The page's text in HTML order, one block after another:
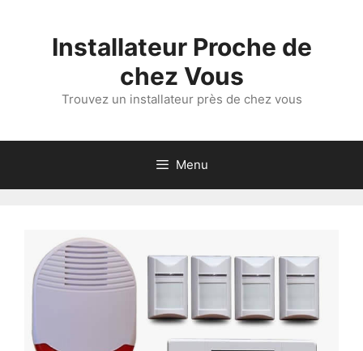
Installateur Proche de
chez Vous
Trouvez un installateur près de chez vous
Menu